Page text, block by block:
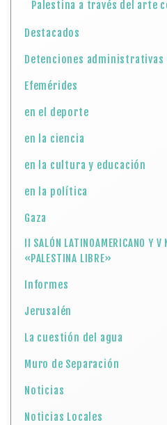
Palestina a través del arte
Destacados
Detenciones administrativas
Efemérides
en el deporte
en la ciencia
en la cultura y educación
en la política
Gaza
II SALÓN LATINOAMERICANO Y
«PALESTINA LIBRE»
Informes
Jerusalén
La cuestión del agua
Muro de Separación
Noticias
Noticias Locales